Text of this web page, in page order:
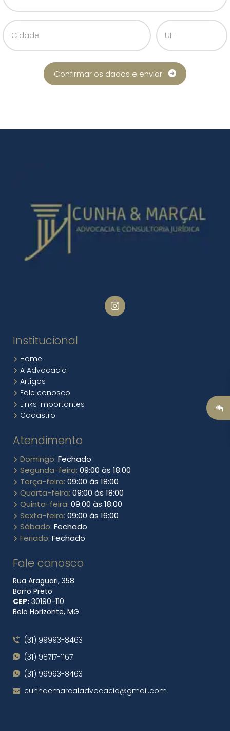
Confirmar os dados e enviar
Institucional
Home
A Advocacia
Artigos
Fale conosco
Links importantes
Cadastro
Atendimento
Domingo: Fechado
Segunda-feira: 09:00 às 18:00
Terça-feira: 09:00 às 18:00
Quarta-feira: 09:00 às 18:00
Quinta-feira: 09:00 às 18:00
Sexta-feira: 09:00 às 16:00
Sábado: Fechado
Feriado: Fechado
Fale conosco
Rua Araguari, 358
Barro Preto
CEP: 30190​-110
Belo Horizonte, MG
(31) 99993-8463
(31) 98717-1167
(31) 99993-8463
cunhaemarcaladvocacia@gmail.com